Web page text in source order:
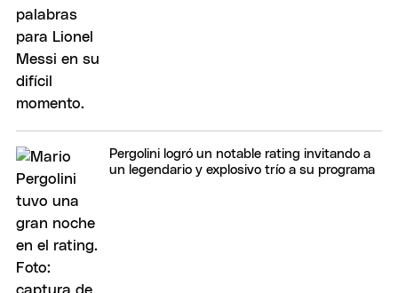
Pergolini logró un notable rating invitando a
un legendario y explosivo trío a su programa